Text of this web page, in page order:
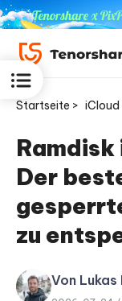
ReiBoot
PDNob
Editor
Startseite > iCloud
Der
zu
Von Lukas